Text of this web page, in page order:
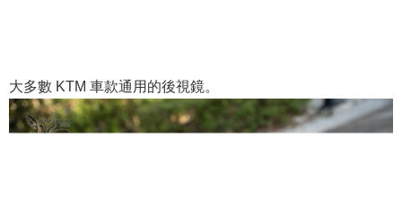
大多數 KTM 車款通用的後視鏡。